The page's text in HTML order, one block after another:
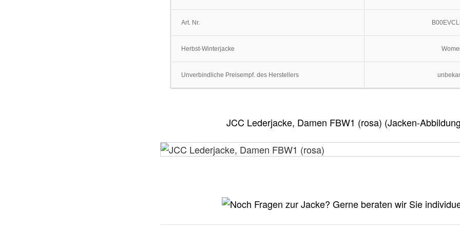
Art. Nr.
Herbst-Winterjacke
Unverbindliche Preisempf. des Herstellers
JCC Lederjacke, Damen FBW1 (rosa) (Jacken-